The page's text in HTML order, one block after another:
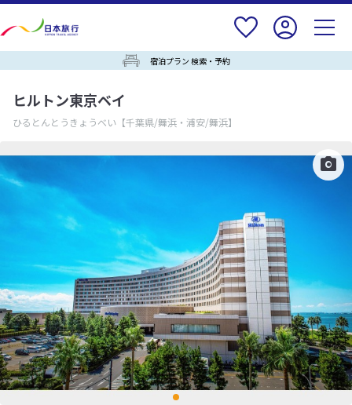
宿泊プラン 検索・予約
ヒルトン東京ベイ
ひるとんとうきょうべい 【千葉県/舞浜・浦安/舞浜】